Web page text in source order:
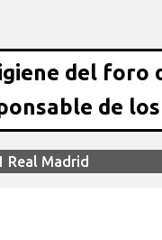
del foro
de
Real Madrid